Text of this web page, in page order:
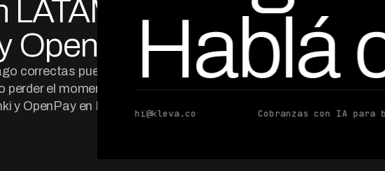
Hablá
hi@kleva.co Cobranzas con IA para
OpenPay
correctas puede ser la
perder el momento. Conocé
OpenPay en LATAM.